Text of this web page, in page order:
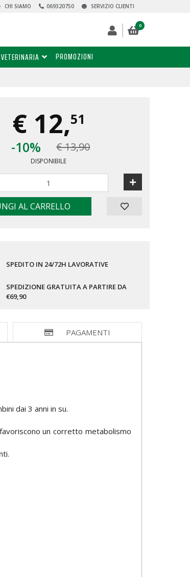
SERVIZIO CLIENTI
069320750
CHI SIAMO
0
VETERINARIA PROMOZIONI
€ 12,51
-10%
€ 13,90
DISPONIBILE
AL CARRELLO
SPEDITO IN 24/72H LAVORATIVE
SPEDIZIONE GRATUITA A PARTIRE DA
€69,90
PAGAMENTI
dai 3 anni in su.
un corretto metabolismo